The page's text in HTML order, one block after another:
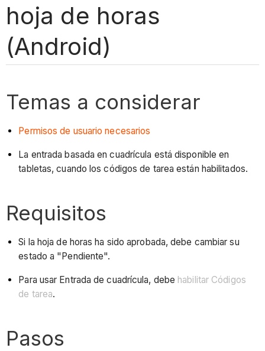
hoja de horas
(Android)
Temas a considerar
Permisos de usuario necesarios
La entrada basada en cuadrícula está disponible en
tabletas, cuando los códigos de tarea están habilitados.
Requisitos
Si la hoja de horas ha sido aprobada, debe cambiar su
estado a "Pendiente".
Para usar Entrada de cuadrícula, debe habilitar Códigos
de tarea.
Pasos